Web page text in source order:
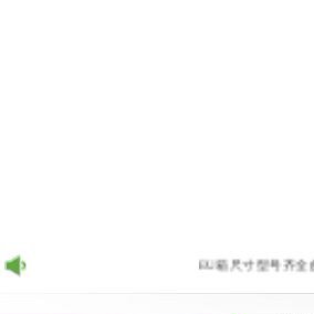
EU箱尺寸型号齐全